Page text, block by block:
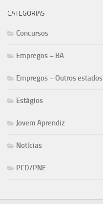
CATEGORIAS
Concursos
Empregos – BA
Empregos – Outros estados
Estágios
Jovem Aprendiz
Notícias
PCD/PNE